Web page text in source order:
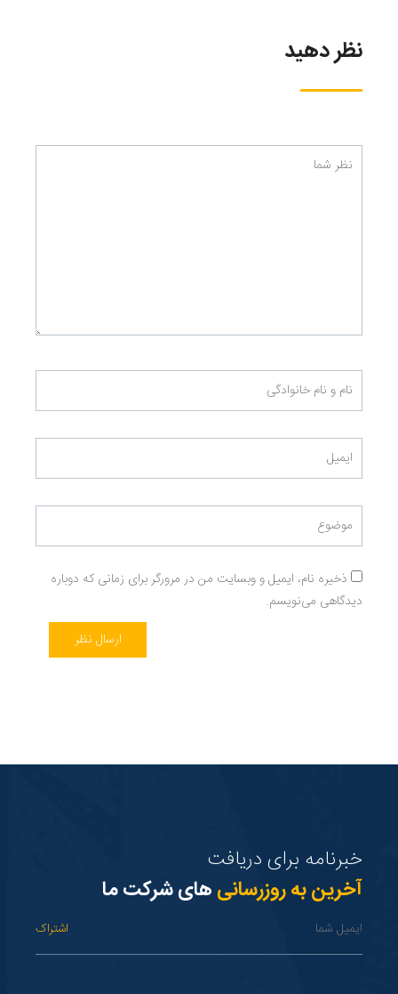
نظر دهید
ذخیره نام، ایمیل و وبسایت من در مرورگر برای زمانی که دوباره
دیدگاهی می‌نویسم.
ارسال نظر
خبرنامه برای دریافت
آخرین به روزرسانیهای شرکت ما